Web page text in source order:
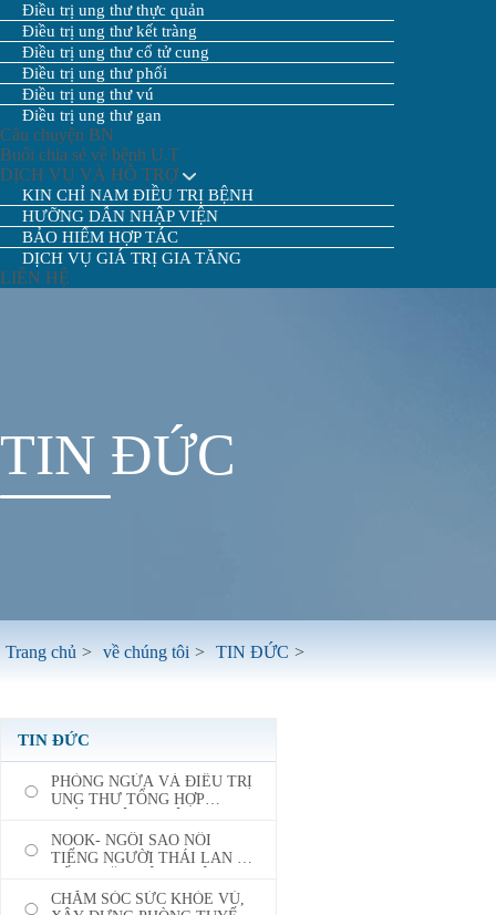
Điều trị ung thư thực quản
Điều trị ung thư kết tràng
Điều trị ung thư cổ tử cung
Điều trị ung thư phổi
Điều trị ung thư vú
Điều trị ung thư gan
Câu chuyện BN
Buổi chia sẻ về bệnh U.T
DỊCH VỤ VÀ HỖ TRỢ
KIN CHỈ NAM ĐIỀU TRỊ BỆNH
HƯỠNG DẪN NHẬP VIỆN
BẢO HIỂM HỢP TÁC
DỊCH VỤ GIÁ TRỊ GIA TĂNG
LIÊN HỆ
TIN ĐỨC
Trang chủ > về chúng tôi > TIN ĐỨC >
TIN ĐỨC
PHÒNG NGỪA VÀ ĐIỀU TRỊ
UNG THƯ TỔNG HỢP
UNG THƯ TÍCH HỢP TRUNG
QUỐC 2024 VÀ DIỄN ĐÀN
QUỐC TẾ Y HỌC TỔNG HỢP
UNG THƯ ASEAN LẦN THỨ
BA CHÍNH THỨC KHAI
NOOK- NGÔI SAO NỔI
TIẾNG NGƯỜI THÁI LAN ĐÃ
BƯỚU HIỆN ĐẠI ST.
STAMFORD QUẢNG CHÂU
CHĂM SÓC SỨC KHỎE VÚ,